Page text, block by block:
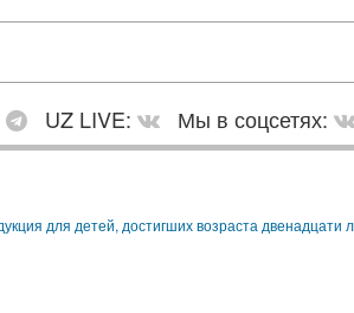
UZ LIVE:
Мы в соцсетях: